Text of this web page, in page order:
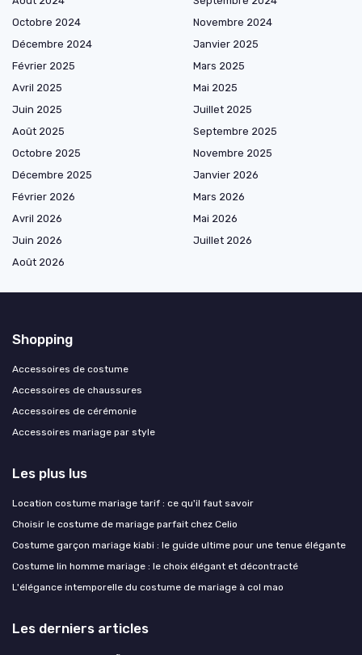
Octobre 2024
Novembre 2024
Décembre 2024
Janvier 2025
Février 2025
Mars 2025
Avril 2025
Mai 2025
Juin 2025
Juillet 2025
Août 2025
Septembre 2025
Octobre 2025
Novembre 2025
Décembre 2025
Janvier 2026
Février 2026
Mars 2026
Avril 2026
Mai 2026
Juin 2026
Juillet 2026
Août 2026
Shopping
Accessoires de costume
Accessoires de chaussures
Accessoires de cérémonie
Accessoires mariage par style
Les plus lus
Location costume mariage tarif : ce qu'il faut savoir
Choisir le costume de mariage parfait chez Celio
Costume garçon mariage kiabi : le guide ultime pour une tenue élégante
Costume lin homme mariage : le choix élégant et décontracté
L'élégance intemporelle du costume de mariage à col mao
Les derniers articles